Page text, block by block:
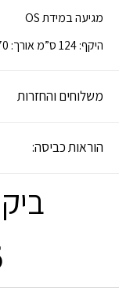
מגיעה במידת OS
היקף: 124 ס”מ אורך: 70 ס”מ
משלוחים והחזרות
הוראות כביסה: